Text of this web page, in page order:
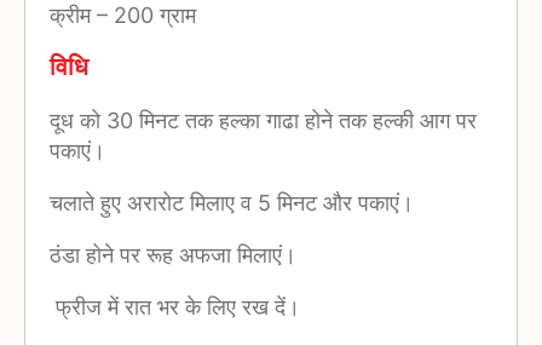
क्रीम– 200 ग्राम
विधि
दूध को 30 मिनट तक हल्का गाढा होने तक हल्की आग पर
पकाएं।
चलाते हुए अरारोट मिलाए व 5 मिनट और पकाएं।
ठंडा होने पर रूह अफजा मिलाएं।
फ्रीज में रात भर के लिए रख दें।